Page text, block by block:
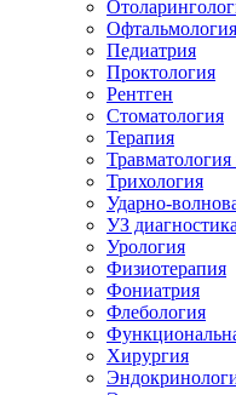
Офтальмология
Педиатрия
Проктология
Рентген
Стоматология
Терапия
Трихология
Ударно-
УЗ диагностика
Урология
Физиотерапия
Фониатрия
Флебология
Хирургия